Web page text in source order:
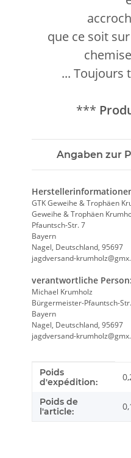
que ce soit
... Toujours
***
Angaben zur
GTK Geweihe & Trophäen
Geweihe & Trophäen
Pfauntsch-Str. 7
Bayern
Nagel, Deutschland, 95697
jagdversand-
verantwortliche Person:
Michael Krumholz
Bürgermeister-Pfauntsch-
Bayern
Nagel, Deutschland, 95697
jagdversand-
Caractéristique du
Valeur
Poids
d'expédition:
Poids de
l'article: